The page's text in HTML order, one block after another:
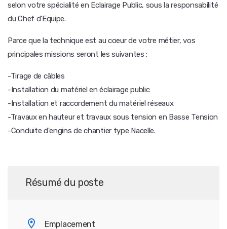
selon votre spécialité en Eclairage Public, sous la responsabilité
du Chef d'Equipe.
Parce que la technique est au coeur de votre métier, vos
principales missions seront les suivantes :
-Tirage de câbles
-Installation du matériel en éclairage public
-Installation et raccordement du matériel réseaux
-Travaux en hauteur et travaux sous tension en Basse Tension
-Conduite d'engins de chantier type Nacelle.
Résumé du poste
Emplacement